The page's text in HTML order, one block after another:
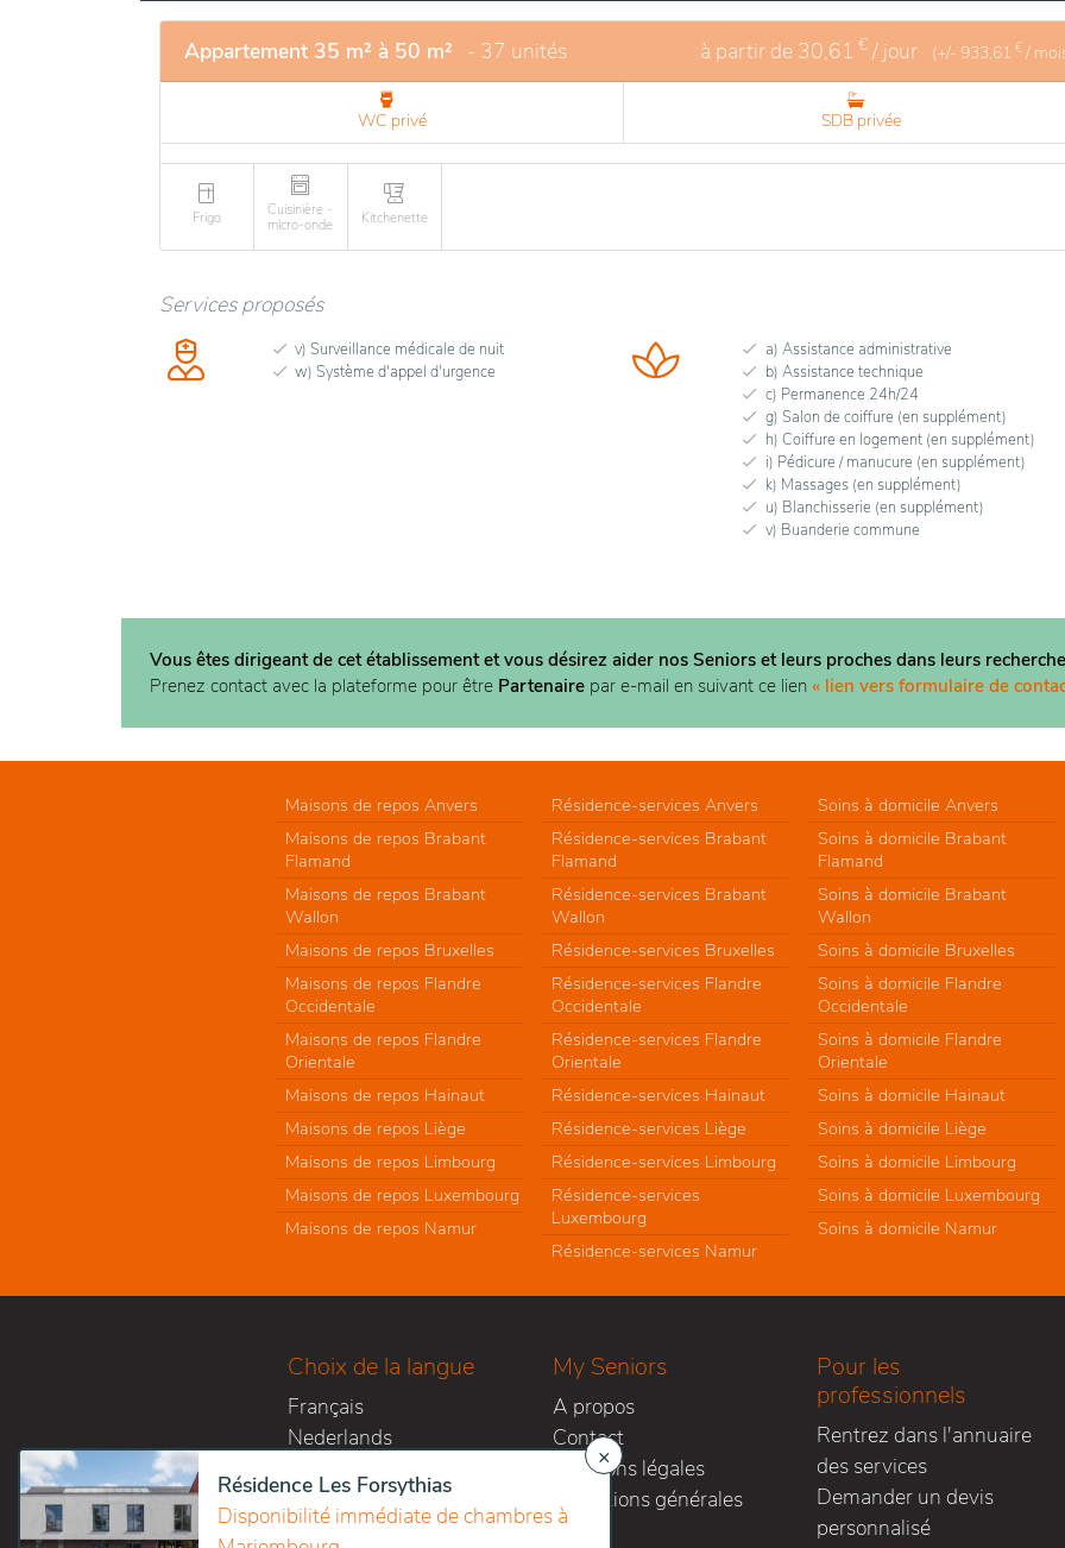
personnel est dévoué et professionnel, garantissant une attention personnalisée et un
bienveillant.
Appartement 35 m² à 50 m² - 37 unités à partir de 30,61 € / jour (+/- 933,61 € /
WC privé SDB privée
Frigo
Cuisinière -
micro-onde
Kitchenette
Services proposés
v) Surveillance médicale de nuit
w) Système d'appel d'urgence
a) Assistance administrative
b) Assistance technique
c) Permanence 24h/24
g) Salon de coiffure (en supplément)
h) Coiffure en logement (en supplément)
i) Pédicure / manucure (en supplément)
k) Massages (en supplément)
u) Blanchisserie (en supplément)
v) Buanderie commune
Vous êtes dirigeant de cet établissement et vous désirez aider nos Seniors et leurs proches dans leurs
Prenez contact avec la plateforme pour être Partenaire par e-mail en suivant ce lien « lien vers formulaire de
Maisons de repos Anvers
Maisons de repos Brabant
Flamand
Maisons de repos Brabant
Wallon
Maisons de repos Bruxelles
Maisons de repos Flandre
Occidentale
Maisons de repos Flandre
Orientale
Maisons de repos Hainaut
Maisons de repos Liège
Maisons de repos Limbourg
Maisons de repos Luxembourg
Maisons de repos Namur
Résidence-services Anvers
Résidence-services Brabant
Flamand
Résidence-services Brabant
Wallon
Résidence-services Bruxelles
Résidence-services Flandre
Occidentale
Résidence-services Flandre
Orientale
Résidence-services Hainaut
Résidence-services Liège
Résidence-services Limbourg
Résidence-services
Luxembourg
Résidence-services Namur
Soins à domicile Anvers
Soins à domicile Brabant
Flamand
Soins à domicile Brabant
Wallon
Soins à domicile Bruxelles
Soins à domicile Flandre
Occidentale
Soins à domicile Flandre
Orientale
Soins à domicile Hainaut
Soins à domicile Liège
Soins à domicile Limbourg
Soins à domicile Luxembourg
Soins à domicile Namur
Choix de la langue
Français
Nederlands
My Seniors
A propos
Contact
Mentions légales
Conditions générales
Pour les
professionnels
Rentrez dans l'annuaire
des services
Demander un devis
personnalisé
×
Résidence Les Forsythias
Disponibilité immédiate de chambres à